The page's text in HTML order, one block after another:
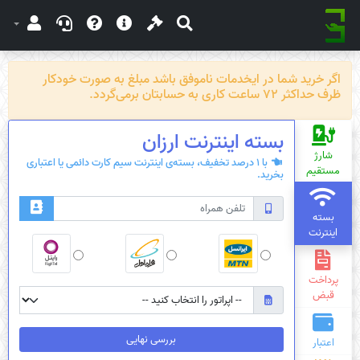
اگر خرید شما در ایخدمات ناموفق باشد مبلغ به صورت خودکار
ظرف حداکثر 72 ساعت کاری به حسابتان برمی‌گردد.
شارژ
مستقیم
بسته
اینترنت
پرداخت
قبض
اعتبار
بسته‌ اینترنت ارزان
با 1 درصد تخفیف، بسته‌ی اینترنت سیم کارت دائمی یا اعتباری
بخرید.
بررسی نهایی